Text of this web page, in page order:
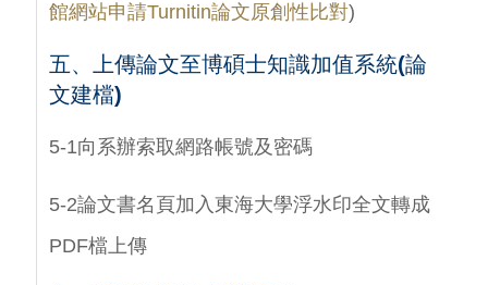
館網站申請Turnitin論文原創性比對)
五、
上傳論文至博碩士知識加值系統(論
文建檔)
5-1向系辦索取網路帳號及密碼
5-2論文書名頁加入東海大學浮水印全文轉成
PDF檔上傳